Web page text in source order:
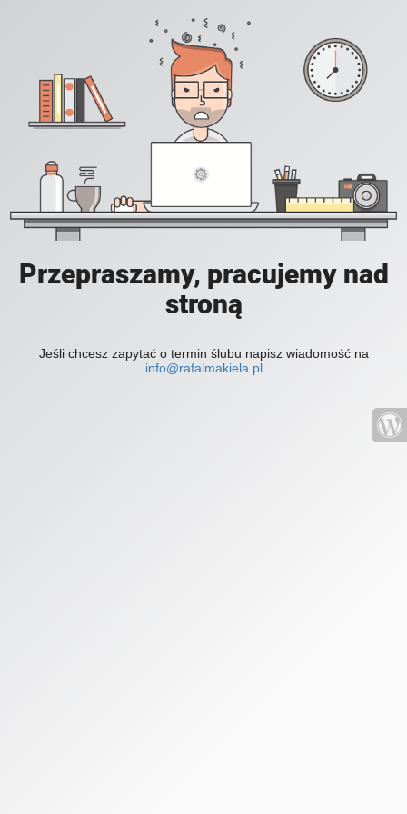
Przepraszamy, pracujemy nad
stroną
Jeśli chcesz zapytać o termin ślubu napisz wiadomość na
info@rafalmakiela.pl